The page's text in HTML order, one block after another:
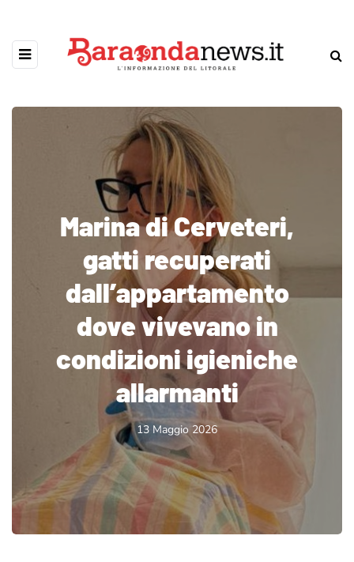
Marina di Cerveteri,
gatti recuperati
dall’appartamento
dove vivevano in
condizioni igieniche
allarmanti
13 Maggio 2026